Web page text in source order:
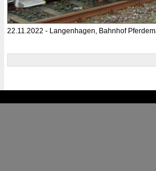
22.11.2022 - Langenhagen, Bahnhof